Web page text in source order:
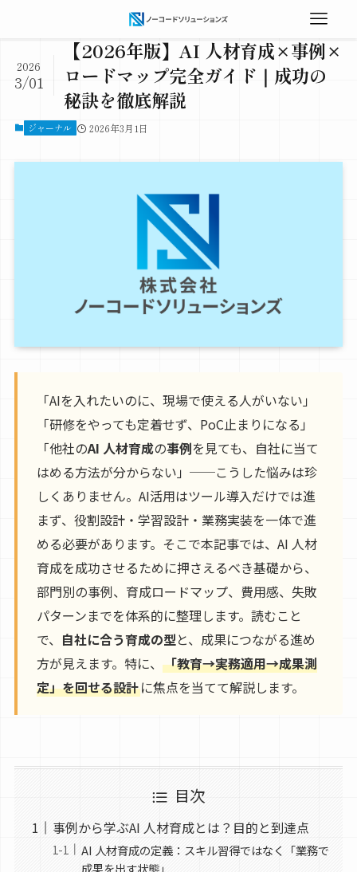
【2026年版】AI 人材育成×事例×
ロードマップ完全ガイド｜成功の
秘訣を徹底解説
2026
3/01
ジャーナル 2026年3月1日
「AIを入れたいのに、現場で使える人がいない」
「研修をやっても定着せず、PoC止まりになる」
「他社のAI 人材育成の事例を見ても、自社に当て
はめる方法が分からない」──こうした悩みは珍
しくありません。AI活用はツール導入だけでは進
まず、役割設計・学習設計・業務実装を一体で進
める必要があります。そこで本記事では、AI 人材
育成を成功させるために押さえるべき基礎から、
部門別の事例、育成ロードマップ、費用感、失敗
パターンまでを体系的に整理します。読むこと
で、 自社に合う育成の型と、成果につながる進め
方が見えます。特に、 「教育→実務適用→成果測
定」を回せる設計に焦点を当てて解説します。
目次
事例から学ぶAI 人材育成とは？目的と到達点
AI 人材育成の定義：スキル習得ではなく「業務で
成果を出す状態」